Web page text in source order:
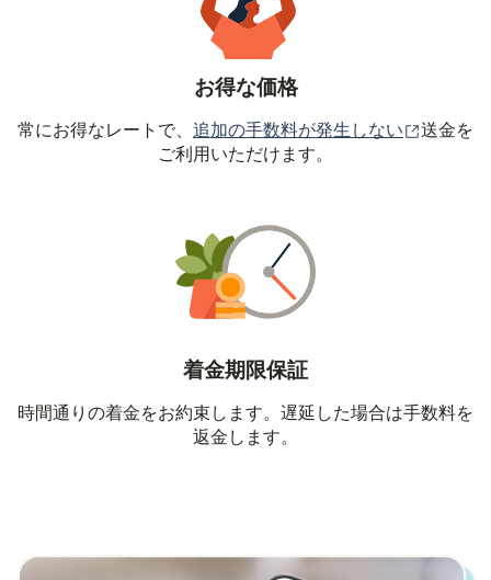
お得な価格
常にお得なレートで、 追加の手数料が発生しない （別ウ
送金を
ご利用いただけます。
着金期限保証
時間通りの着金をお約束します。遅延した場合は手数料を
返金します。